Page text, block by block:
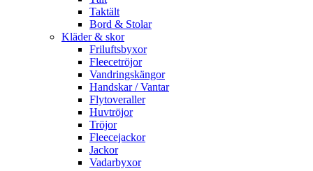
Taktält
Bord & Stolar
Kläder & skor
Friluftsbyxor
Fleecetröjor
Vandringskängor
Handskar / Vantar
Flytoveraller
Huvtröjor
Tröjor
Fleecejackor
Jackor
Vadarbyxor